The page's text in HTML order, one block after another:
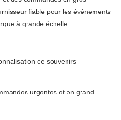
et des commandes en gros
fiable pour les événements
de souvenirs
urgentes et en grand